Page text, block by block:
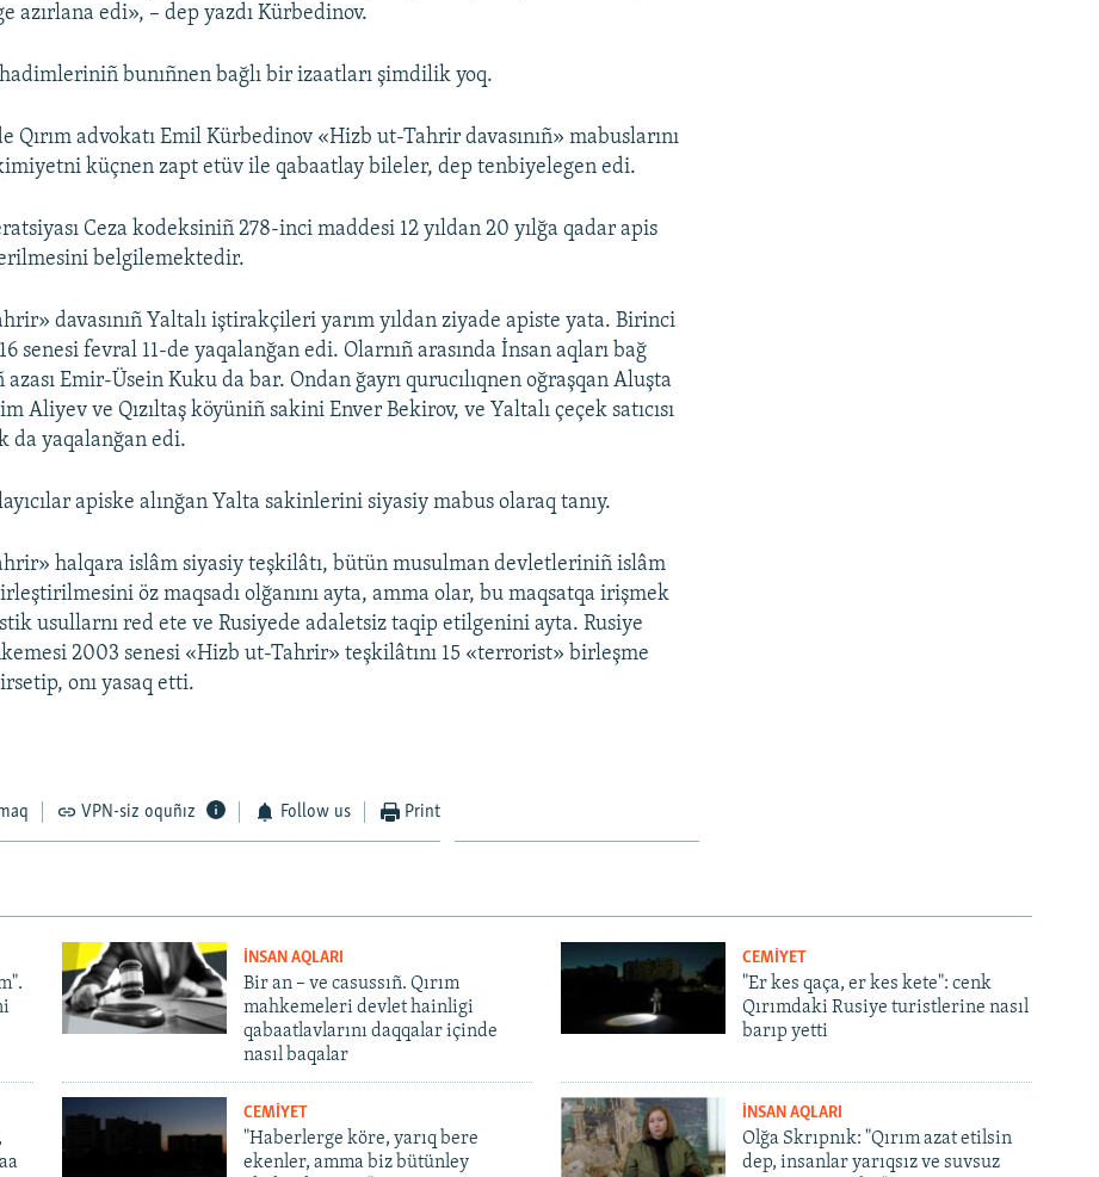
azırlana edi», – dep yazdı Kürbedinov.
hadimleriniñ bunıñnen bağlı bir izaatları şimdilik yoq.
Qırım advokatı Emil Kürbedinov «Hizb ut-Tahrir davasınıñ» mabuslarını
küçnen zapt etüv ile qabaatlay bileler, dep tenbiyelegen edi.
Ceza kodeksiniñ 278-inci maddesi 12 yıldan 20 yılğa qadar apis
belgilemektedir.
davasınıñ Yaltalı iştirakçileri yarım yıldan ziyade apiste yata. Birinci
senesi fevral 11-de yaqalanğan edi. Olarnıñ arasında İnsan aqları bağ
azası Emir-Üsein Kuku da bar. Ondan ğayrı qurucılıqnen oğraşqan Aluşta
Aliyev ve Qızıltaş köyüniñ sakini Enver Bekirov, ve Yaltalı çeçek satıcısı
da yaqalanğan edi.
apiske alınğan Yalta sakinlerini siyasiy mabus olaraq tanıy.
halqara islâm siyasiy teşkilâtı, bütün musulman devletleriniñ islâm
öz maqsadı olğanını ayta, amma olar, bu maqsatqa irişmek
usullarnı red ete ve Rusiyede adaletsiz taqip etilgenini ayta. Rusiye
2003 senesi «Hizb ut-Tahrir» teşkilâtını 15 «terrorist» birleşme
onı yasaq etti.
VPN-siz oquñız Follow us Print
İNSAN AQLARI
Bir an – ve casussıñ. Qırım
mahkemeleri devlet hainligi
qabaatlavlarını daqqalar içinde
nasıl baqalar
CEMİYET
"Er kes qaça, er kes kete": cenk
Qırımdaki Rusiye turistlerine nasıl
barıp yetti
CEMİYET
"Haberlerge köre, yarıq bere
ekenler, amma biz bütünley
İNSAN AQLARI
Olğa Skrıpnık: "Qırım azat etilsin
dep, insanlar yarıqsız ve suvsuz